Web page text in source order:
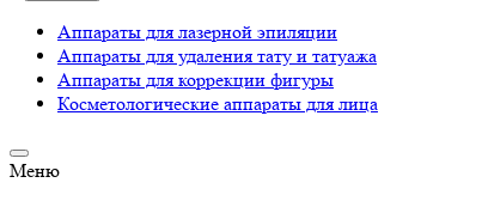
Аппараты для лазерной эпиляции
Аппараты для удаления тату и татуажа
Аппараты для коррекции фигуры
Косметологические аппараты для лица
Меню